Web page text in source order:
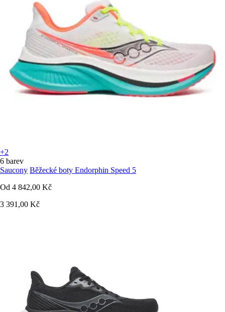
+2
6 barev
Saucony Běžecké boty Endorphin Speed 5
Od 4 842,00 Kč
3 391,00 Kč